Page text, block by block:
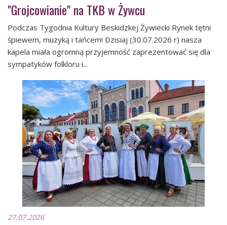
"Grojcowianie" na TKB w Żywcu
Podczas Tygodnia Kultury Beskidzkej Żywiecki Rynek tętni
śpiewem, muzyką i tańcem! Dzisiaj (30.07.2026 r) nasza
kapela miała ogromną przyjemność zaprezentować się dla
sympatyków folkloru i...
27.07.2026